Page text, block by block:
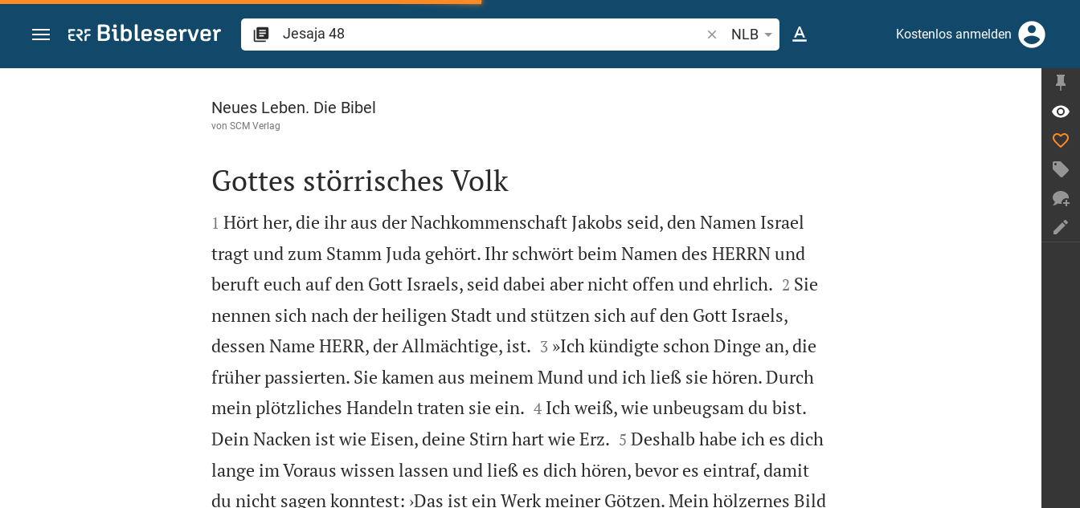
Zum Inhalt springen
Bibelstelle oder Begriff suchen
NLB Kostenlos anmelden
Jesaja 48
Neues Leben. Die Bibel
von SCM Verlag

Gottes störrisches Volk

1 Hört her, die ihr aus der Nachkommenschaft Jakobs seid, den Namen Israel
tragt und zum Stamm Juda gehört. Ihr schwört beim Namen des HERRN und
beruft euch auf den Gott Israels, seid dabei aber nicht offen und ehrlich.
2 Sie
nennen sich nach der heiligen Stadt und stützen sich auf den Gott Israels,
dessen Name HERR, der Allmächtige, ist.
3 »Ich kündigte schon Dinge an, die
früher passierten. Sie kamen aus meinem Mund und ich ließ sie hören. Durch
mein plötzliches Handeln traten sie ein.
4 Ich weiß, wie unbeugsam du bist.
Dein Nacken ist wie Eisen, deine Stirn hart wie Erz.
5 Deshalb habe ich es dich
lange im Voraus wissen lassen und ließ es dich hören, bevor es eintraf, damit
du nicht sagen konntest: ›Das ist ein Werk meiner Götzen. Mein hölzernes Bild